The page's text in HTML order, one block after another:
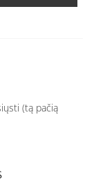
(tą pačią